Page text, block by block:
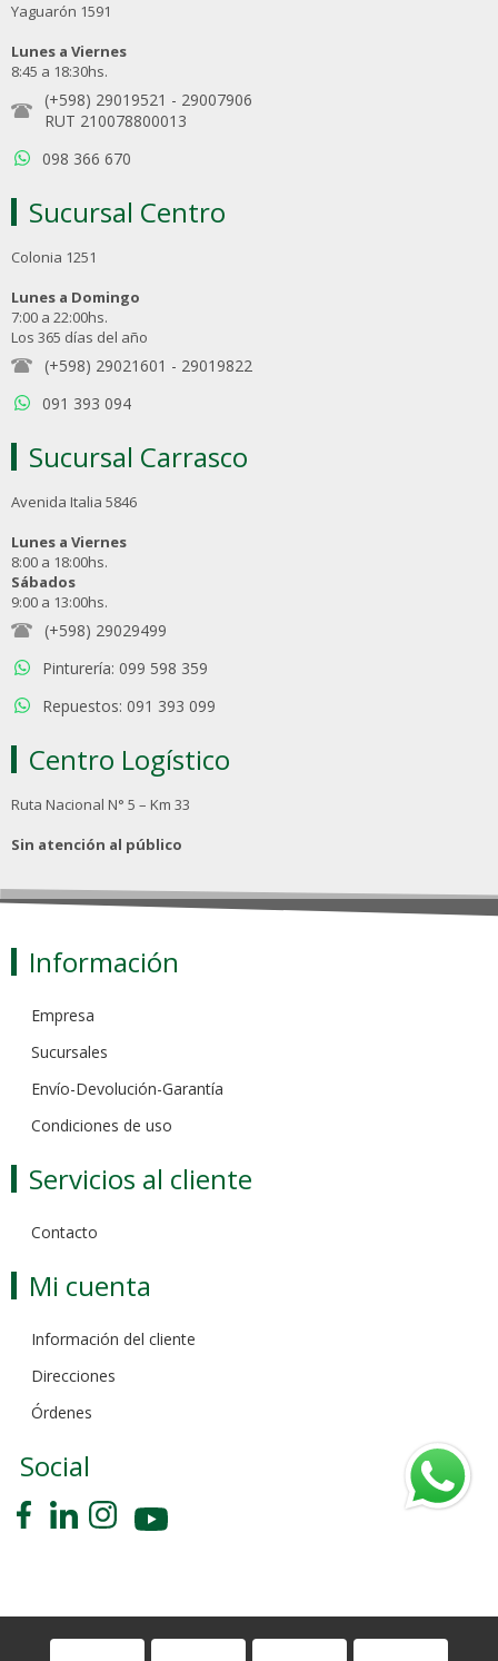
Yaguarón 1591
Lunes a Viernes
8:45 a 18:30hs.
(+598) 29019521 - 29007906
RUT 210078800013
098 366 670
Sucursal Centro
Colonia 1251
Lunes a Domingo
7:00 a 22:00hs.
Los 365 días del año
(+598) 29021601 - 29019822
091 393 094
Sucursal Carrasco
Avenida Italia 5846
Lunes a Viernes
8:00 a 18:00hs.
Sábados
9:00 a 13:00hs.
(+598) 29029499
Pinturería: 099 598 359
Repuestos: 091 393 099
Centro Logístico
Ruta Nacional N° 5 – Km 33
Sin atención al público
Información
Empresa
Sucursales
Envío-Devolución-Garantía
Condiciones de uso
Servicios al cliente
Contacto
Mi cuenta
Información del cliente
Direcciones
Órdenes
Social